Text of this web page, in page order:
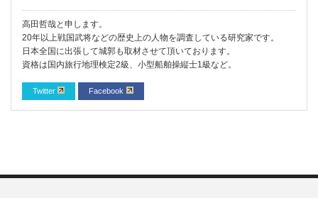
高田哲哉と申します。
20年以上戦国武将などの歴史上の人物を調査している研究家です。
日本全国に出張して城郭も取材させて頂いております。
資格は国内旅行地理検定2級、小型船舶操縦士1級など。
Twitter Facebook